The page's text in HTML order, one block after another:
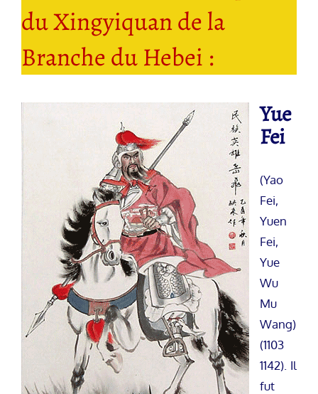
du Xingyiquan de la
Branche du Hebei :
Yue
Fei
(Yao
Fei,
Yuen
Fei,
Yue
Wu
Mu
Wang)
(1103
1142). Il
fut